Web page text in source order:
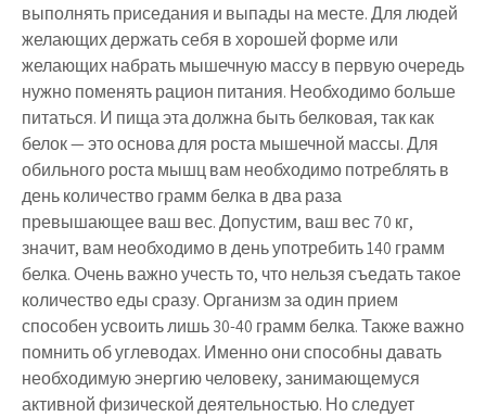
выполнять приседания и выпады на месте. Для людей
желающих держать себя в хорошей форме или
желающих набрать мышечную массу в первую очередь
нужно поменять рацион питания. Необходимо больше
питаться. И пища эта должна быть белковая, так как
белок — это основа для роста мышечной массы. Для
обильного роста мышц вам необходимо потреблять в
день количество грамм белка в два раза
превышающее ваш вес. Допустим, ваш вес 70 кг,
значит, вам необходимо в день употребить 140 грамм
белка. Очень важно учесть то, что нельзя съедать такое
количество еды сразу. Организм за один прием
способен усвоить лишь 30-40 грамм белка. Также важно
помнить об углеводах. Именно они способны давать
необходимую энергию человеку, занимающемуся
активной физической деятельностью. Но следует